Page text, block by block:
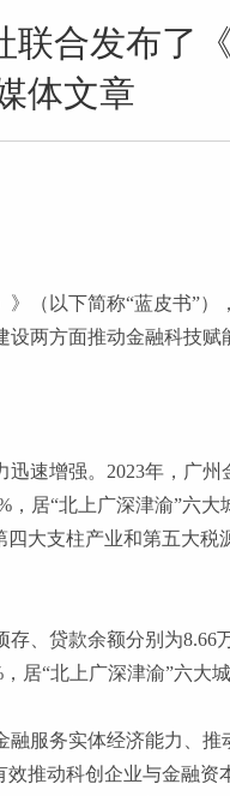
合发布了
体文章
》（以下简称“蓝皮书”
两方面推动金融科技赋
速增强。 2023年，广州
居“北上广深津渝”六
大支柱产业和第五大
、贷款余额分别为8.66
居“北上广深津渝”六大城
服务实体经济能力、
推动科创企业与金融资